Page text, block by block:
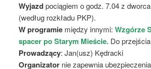
Wyjazdpociągiem o godz. 7.04 z
(według rozkładu PKP).
W programie między innymi: Wzgórze
spacer po Starym Mieście. Do
Prowadzący: Jan(usz) Kędracki
Organizator nie zapewnia